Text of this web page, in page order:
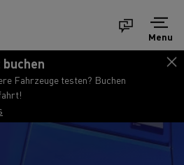
Menu
Fahrzeuge testen? Buchen